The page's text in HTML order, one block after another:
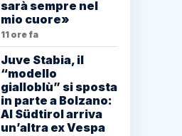
sarà sempre nel
mio cuore»
11 ore fa
Juve Stabia, il
“modello
gialloblù” si sposta
in parte a Bolzano:
Al Südtirol arriva
un’altra ex Vespa